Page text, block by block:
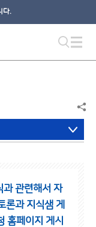
다.
과 관련해서 자
론과 지식샘 게
홈페이지 게시